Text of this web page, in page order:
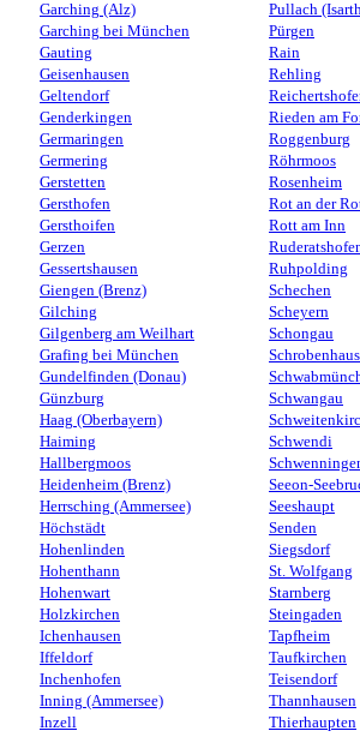
Garching (Alz)
Garching bei München
Gauting
Geisenhausen
Geltendorf
Genderkingen
Germaringen
Germering
Gerstetten
Gersthofen
Gersthoifen
Gerzen
Gessertshausen
Giengen (Brenz)
Gilching
Gilgenberg am Weilhart
Grafing bei München
Gundelfinden (Donau)
Günzburg
Haag (Oberbayern)
Haiming
Hallbergmoos
Heidenheim (Brenz)
Herrsching (Ammersee)
Höchstädt
Hohenlinden
Hohenthann
Hohenwart
Holzkirchen
Ichenhausen
Iffeldorf
Inchenhofen
Inning (Ammersee)
Inzell
Pullach
Pürgen
Rain
Rehling
Rieden am
Roggenburg
Röhrmoos
Rosenheim
Rot an der
Rott am Inn
Ruhpolding
Schechen
Scheyern
Schongau
Schwangau
Schwendi
Seeon-
Seeshaupt
Senden
Siegsdorf
St. Wolfgang
Starnberg
Steingaden
Tapfheim
Taufkirchen
Teisendorf
Thannhausen
Thierhaupten